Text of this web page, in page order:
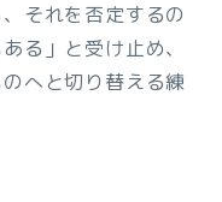
それを否定するの
る」と受け止め、
へと切り替える練